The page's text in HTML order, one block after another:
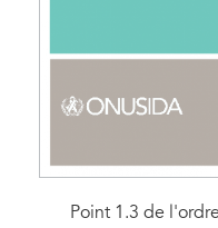
Point 1.3 de